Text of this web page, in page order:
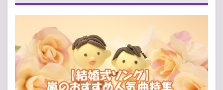
ング
友人
の結
で歌
いた
い・
BGM